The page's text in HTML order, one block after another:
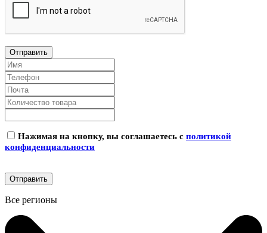
Нажимая на кнопку, вы соглашаетесь с политикой
конфиденциальности
Все регионы